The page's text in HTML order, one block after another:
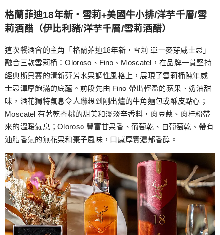
格蘭菲迪18年新‧雪莉+美國牛小排/洋芋千層/雪
莉酒醋（伊比利豬/洋芋千層/雪莉酒醋）
這次餐酒會的主角「格蘭菲迪18年新‧雪莉 單一麥芽威士忌」
融合三款雪莉桶：Oloroso、Fino、Moscatel，在品牌一貫堅持
經典斯貝賽的清新芬芳水果調性風格上，展現了雪莉桶陳年威
士忌渾厚飽滿的底蘊。前段先由 Fino 帶出輕盈的蘋果、奶油甜
味，酒花獨特氣息令人聯想到剛出爐的牛角麵包或酥皮點心；
Moscatel 有著乾杏桃的甜美和淡淡辛香料，肉豆蔻、肉桂粉帶
來的溫暖氣息；Oloroso 豐富甘果香、葡萄乾、白葡萄乾、帶有
油脂香氣的無花果和棗子風味，口感厚實濃郁香醇。